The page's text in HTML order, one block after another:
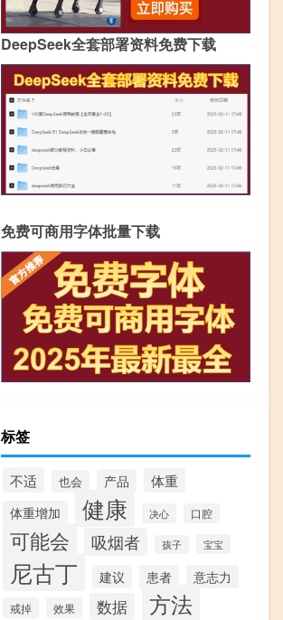
DeepSeek全套部署资料免费下载
免费可商用字体批量下载
标签
不适 也会 产品 体重
体重增加 健康 决心 口腔
可能会 吸烟者 孩子 宝宝
尼古丁 建议 患者 意志力
戒掉 效果 数据 方法